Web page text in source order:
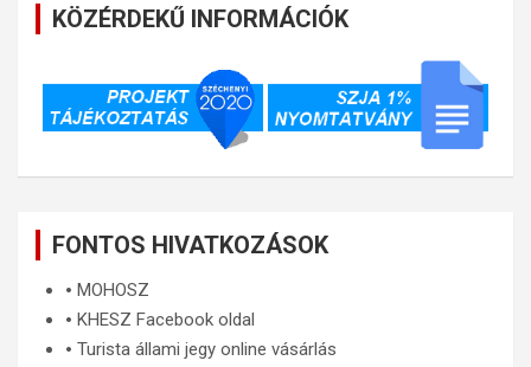
KÖZÉRDEKŰ INFORMÁCIÓK
FONTOS HIVATKOZÁSOK
🞄 MOHOSZ
🞄 KHESZ Facebook oldal
🞄 Turista állami jegy online vásárlás